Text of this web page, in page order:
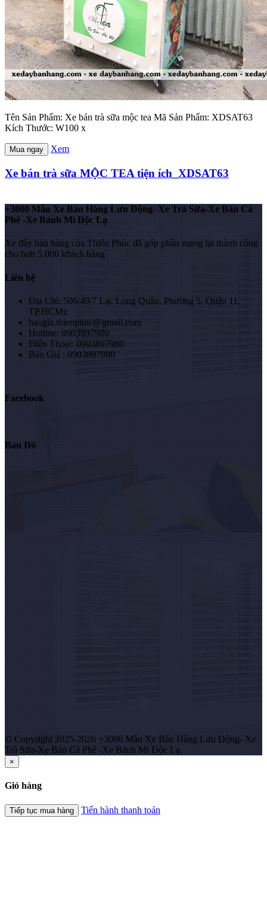
Tên Sản Phẩm: Xe bán trà sữa mộc tea Mã Sản Phẩm: XDSAT63
Kích Thước: W100 x
Mua ngay Xem
Xe bán trà sữa MỘC TEA tiện ích_XDSAT63
+3000 Mẫu Xe Bán Hàng Lưu Động- Xe Trà Sữa-Xe Bán Cà
Phê -Xe Bánh Mì Độc Lạ
Xe đẩy bán hàng của Thiên Phúc đã góp phần mang lại thành công
cho hơn 5.000 khách hàng
Liên hệ
Địa Chỉ: 506/49/7 Lạc Long Quân, Phường 5, Quận 11,
TP.HCMz
baogia.thienphuc@gmail.com
Hotline: 0903897980
Điện Thoại: 0903897980
Báo Giá : 0903897980
Facebook
Bản Đồ
© Copyright 2025-2026 +3000 Mẫu Xe Bán Hàng Lưu Động- Xe
Trà Sữa-Xe Bán Cà Phê -Xe Bánh Mì Độc Lạ.
×
Giỏ hàng
Tiếp tục mua hàng Tiến hành thanh toán